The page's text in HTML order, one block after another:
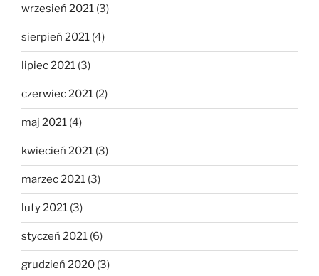
wrzesień 2021 (3)
sierpień 2021 (4)
lipiec 2021 (3)
czerwiec 2021 (2)
maj 2021 (4)
kwiecień 2021 (3)
marzec 2021 (3)
luty 2021 (3)
styczeń 2021 (6)
grudzień 2020 (3)